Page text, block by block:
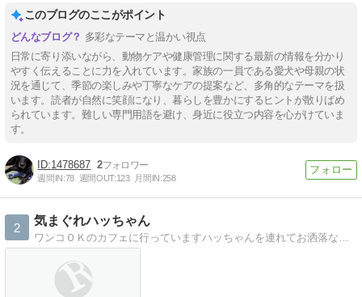
このブログのここがポイント
多彩なテーマと温かい視点
日常に寄り添いながら、動物ケアや健康管理に関する最新の情報を分かり
やすく伝えることに力を入れています。家族の一員である愛犬や母親の状
況を通じて、季節の楽しみや丁寧なケアの提案など、多角的なテーマを扱
います。読者が自然に笑顔になり、暮らしを豊かにするヒントが散りばめ
られています。難しい専門用語を避け、身近に役立つ内容を心がけていま
す。
1478687 2
週間IN:78 週間OUT:123 月間IN:258
2
気まぐれハッちゃん